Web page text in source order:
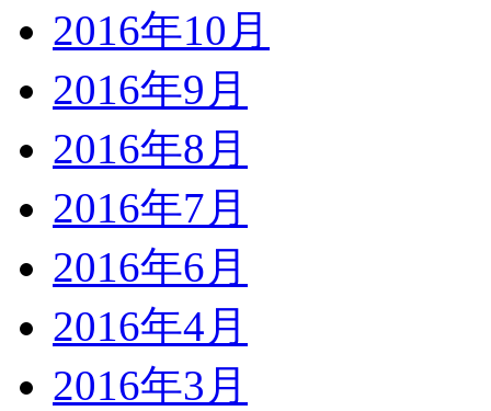
2016年10月
2016年9月
2016年8月
2016年7月
2016年6月
2016年4月
2016年3月